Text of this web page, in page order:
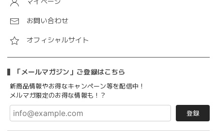
マイページ
お問い合わせ
オフィシャルサイト
「メールマガジン」ご登録はこちら
新商品情報やお得なキャンペーン等を配信中！
メルマガ限定のお得な情報も！？
登録